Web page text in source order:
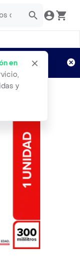
en
y
Aplican TyC